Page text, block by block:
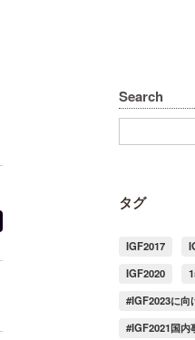
Search
タグ
IGF2017
IGF2020
#IGF2023に向
#IGF2021国内